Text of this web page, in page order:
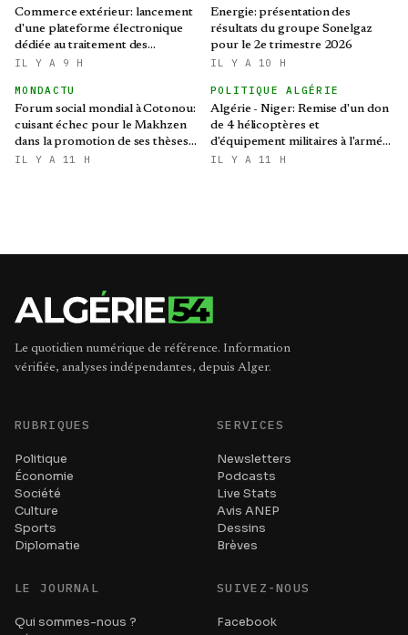
Commerce extérieur: lancement
d'une plateforme électronique
dédiée au traitement des
préoccupations des opérateurs
IL Y A 9 H
Energie: présentation des
résultats du groupe Sonelgaz
pour le 2e trimestre 2026
IL Y A 10 H
MONDACTU
Forum social mondial à Cotonou:
cuisant échec pour le Makhzen
dans la promotion de ses thèses
colonialistes
IL Y A 11 H
POLITIQUE ALGÉRIE
Algérie - Niger: Remise d'un don
de 4 hélicoptères et
d'équipement militaires à l'armée
nigérienne
IL Y A 11 H
Le quotidien numérique de référence. Information
vérifiée, analyses indépendantes, depuis Alger.
RUBRIQUES
Politique
Économie
Société
Culture
Sports
Diplomatie
SERVICES
Newsletters
Podcasts
Live Stats
Avis ANEP
Dessins
Brèves
LE JOURNAL
Qui sommes-nous ?
SUIVEZ-NOUS
Facebook